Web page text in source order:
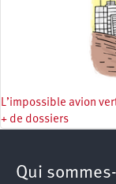
L’impossible avion
+ de dossiers
Qui